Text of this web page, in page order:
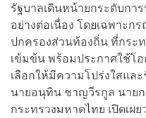
รัฐบาลเดินหน้ายกระดับกา
อย่างต่อเนื่อง โดยเฉพาะ
ปกครองส่วนท้องถิ่น ที่กระท
เข้มข้น พร้อมประกาศใช้โ
เลือกให้มีความโปร่งใสแล
นายอนุทิน ชาญวีรกูล นาย
กระทรวงมหาดไทย เปิดเผ